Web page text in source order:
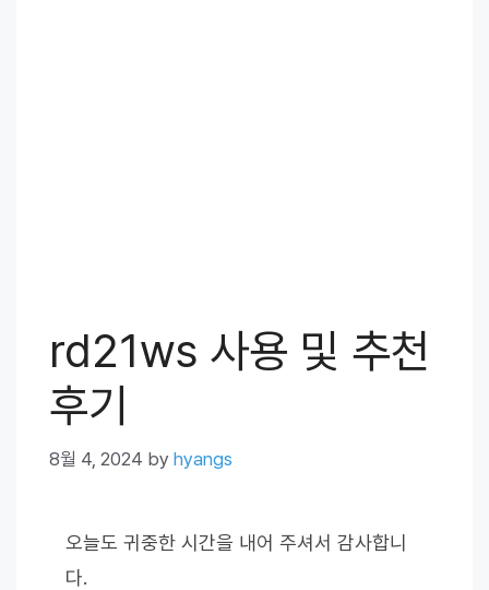
rd21ws 사용 및 추천
후기
8월 4, 2024 by hyangs
오늘도 귀중한 시간을 내어 주셔서 감사합니
다.